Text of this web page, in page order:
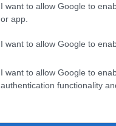
I want to allow Google to
or app.
I want to allow Google to
I want to allow Google to
authentication functionality